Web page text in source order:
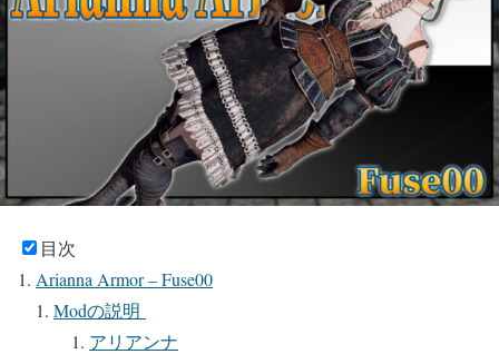
目次
Arianna Armor – Fuse00
Modの説明
アリアンナ